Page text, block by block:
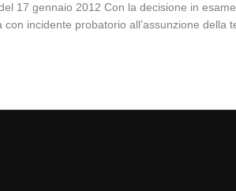
17 gennaio 2012 Con la decisione in
incidente probatorio all’assunzione della